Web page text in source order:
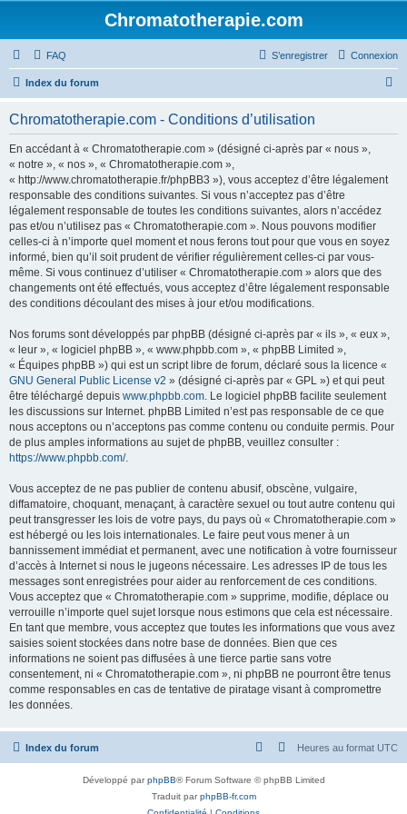
Chromatotherapie.com
FAQ Connexion
S’enregistrer
Index du forum
Chromatotherapie.com - Conditions d’utilisation
En accédant à « Chromatotherapie.com » (désigné ci-après par « nous »,
« notre », « nos », « Chromatotherapie.com »,
« http://www.chromatotherapie.fr/phpBB3 »), vous acceptez d’être légalement
responsable des conditions suivantes. Si vous n’acceptez pas d’être
légalement responsable de toutes les conditions suivantes, alors n’accédez
pas et/ou n’utilisez pas « Chromatotherapie.com ». Nous pouvons modifier
celles-ci à n’importe quel moment et nous ferons tout pour que vous en soyez
informé, bien qu’il soit prudent de vérifier régulièrement celles-ci par vous-
même. Si vous continuez d’utiliser « Chromatotherapie.com » alors que des
changements ont été effectués, vous acceptez d’être légalement responsable
des conditions découlant des mises à jour et/ou modifications.
Nos forums sont développés par phpBB (désigné ci-après par « ils », « eux »,
« leur », « logiciel phpBB », « www.phpbb.com », « phpBB Limited »,
« Équipes phpBB ») qui est un script libre de forum, déclaré sous la licence «
GNU General Public License v2 » (désigné ci-après par « GPL ») et qui peut
être téléchargé depuis www.phpbb.com. Le logiciel phpBB facilite seulement
les discussions sur Internet. phpBB Limited n’est pas responsable de ce que
nous acceptons ou n’acceptons pas comme contenu ou conduite permis. Pour
de plus amples informations au sujet de phpBB, veuillez consulter :
https://www.phpbb.com/.
Vous acceptez de ne pas publier de contenu abusif, obscène, vulgaire,
diffamatoire, choquant, menaçant, à caractère sexuel ou tout autre contenu qui
peut transgresser les lois de votre pays, du pays où « Chromatotherapie.com »
est hébergé ou les lois internationales. Le faire peut vous mener à un
bannissement immédiat et permanent, avec une notification à votre fournisseur
d’accès à Internet si nous le jugeons nécessaire. Les adresses IP de tous les
messages sont enregistrées pour aider au renforcement de ces conditions.
Vous acceptez que « Chromatotherapie.com » supprime, modifie, déplace ou
verrouille n’importe quel sujet lorsque nous estimons que cela est nécessaire.
En tant que membre, vous acceptez que toutes les informations que vous avez
saisies soient stockées dans notre base de données. Bien que ces
informations ne soient pas diffusées à une tierce partie sans votre
consentement, ni « Chromatotherapie.com », ni phpBB ne pourront être tenus
comme responsables en cas de tentative de piratage visant à compromettre
les données.
Index du forum Heures au format UTC
Développé parphpBB® Forum Software © phpBB Limited
Traduit parphpBB-fr.com